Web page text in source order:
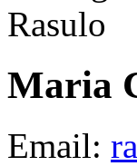
Maria
Email: